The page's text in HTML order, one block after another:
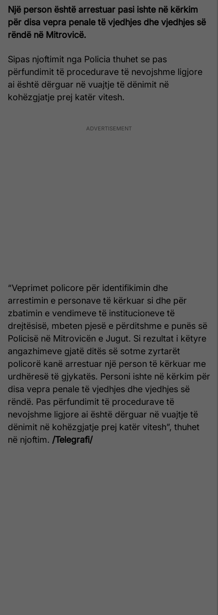
Një person është arrestuar pasi ishte në kërkim
për disa vepra penale të vjedhjes dhe vjedhjes së
rëndë në Mitrovicë.
Sipas njoftimit nga Policia thuhet se pas
përfundimit të procedurave të nevojshme ligjore
ai është dërguar në vuajtje të dënimit në
kohëzgjatje prej katër vitesh.
“Veprimet policore për identifikimin dhe
arrestimin e personave të kërkuar si dhe për
zbatimin e vendimeve të institucioneve të
drejtësisë, mbeten pjesë e përditshme e punës së
Policisë në Mitrovicën e Jugut. Si rezultat i këtyre
angazhimeve gjatë ditës së sotme zyrtarët
policorë kanë arrestuar një person të kërkuar me
urdhëresë të gjykatës. Personi ishte në kërkim për
disa vepra penale të vjedhjes dhe vjedhjes së
rëndë. Pas përfundimit të procedurave të
nevojshme ligjore ai është dërguar në vuajtje të
dënimit në kohëzgjatje prej katër vitesh”, thuhet
në njoftim. /Telegrafi/